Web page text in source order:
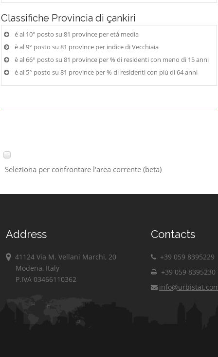
Classifiche Provincia di çankiri
è al 10° posto su 81 province per età media
è al 9° posto su 81 province per indice di Vecchiaia
è al 66° posto su 81 province per % di residenti con meno di 15 anni
è al 5° posto su 81 province per % di residenti con più di 64 anni
Seleziona per confrontare l'area corrente (beta)
Address
41124 Via M. Vellani Marchi, 20
Modena, Italy
P.IVA 03466110362
Contacts
+39 059 8395229
+39 059 8395230